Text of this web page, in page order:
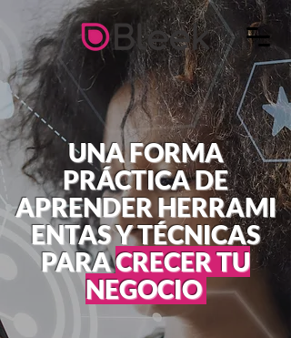
UNA FORMA
PRÁCTICA DE
APRENDER HERRAMI
ENTAS Y TÉCNICAS
PARACRECER TU
NEGOCIO